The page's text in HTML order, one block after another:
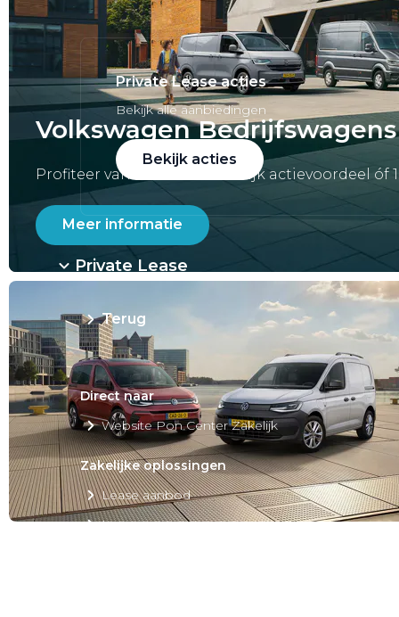
Private Lease acties
Bekijk alle aanbiedingen
Bekijk acties
Private Lease
Terug
Direct naar
Website Pon Center Zakelijk
Zakelijke oplossingen
Lease aanbod
Leasevormen
Volkswagen
Profiteer van een aantrekkelijk actievoordeel óf
Meer informatie